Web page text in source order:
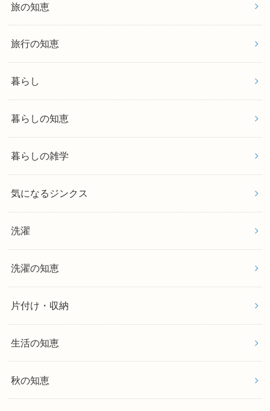
旅の知恵
旅行の知恵
暮らし
暮らしの知恵
暮らしの雑学
気になるジンクス
洗濯
洗濯の知恵
片付け・収納
生活の知恵
秋の知恵